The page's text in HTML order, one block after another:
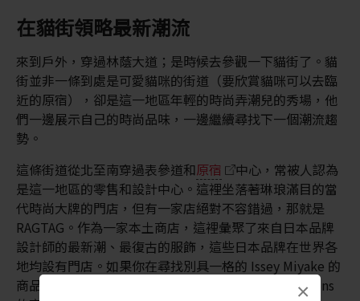
×
在貓街領略最新潮流
來到戶外，穿過林蔭大道；是時候去參觀一下貓街了。貓
街並非一條到處是可愛貓咪的街道（要欣賞貓咪可以去臨
近的原宿），卻是這一地區年輕的時尚弄潮兒的秀場，他
們一邊展示自己的時尚品味，一邊繼續尋找下一個潮流趨
勢。
這條街道從北至南穿過表參道和原宿
中心，常被人認為
是這一地區的零售和設計中心。這裡坐落著琳琅滿目的當
代時尚大牌的門店，但有一家店絕對不容錯過，那就是
RAGTAG。作為一家本土商店，這裡彙聚了來自日本品牌
設計師的最新潮、最復古的服飾，這些日本品牌在世界各
地均設有門店。如果你在尋找別具一格的 Issey Miyake 的
商品，或想以經濟實惠的價格買到 Comme des Garçons